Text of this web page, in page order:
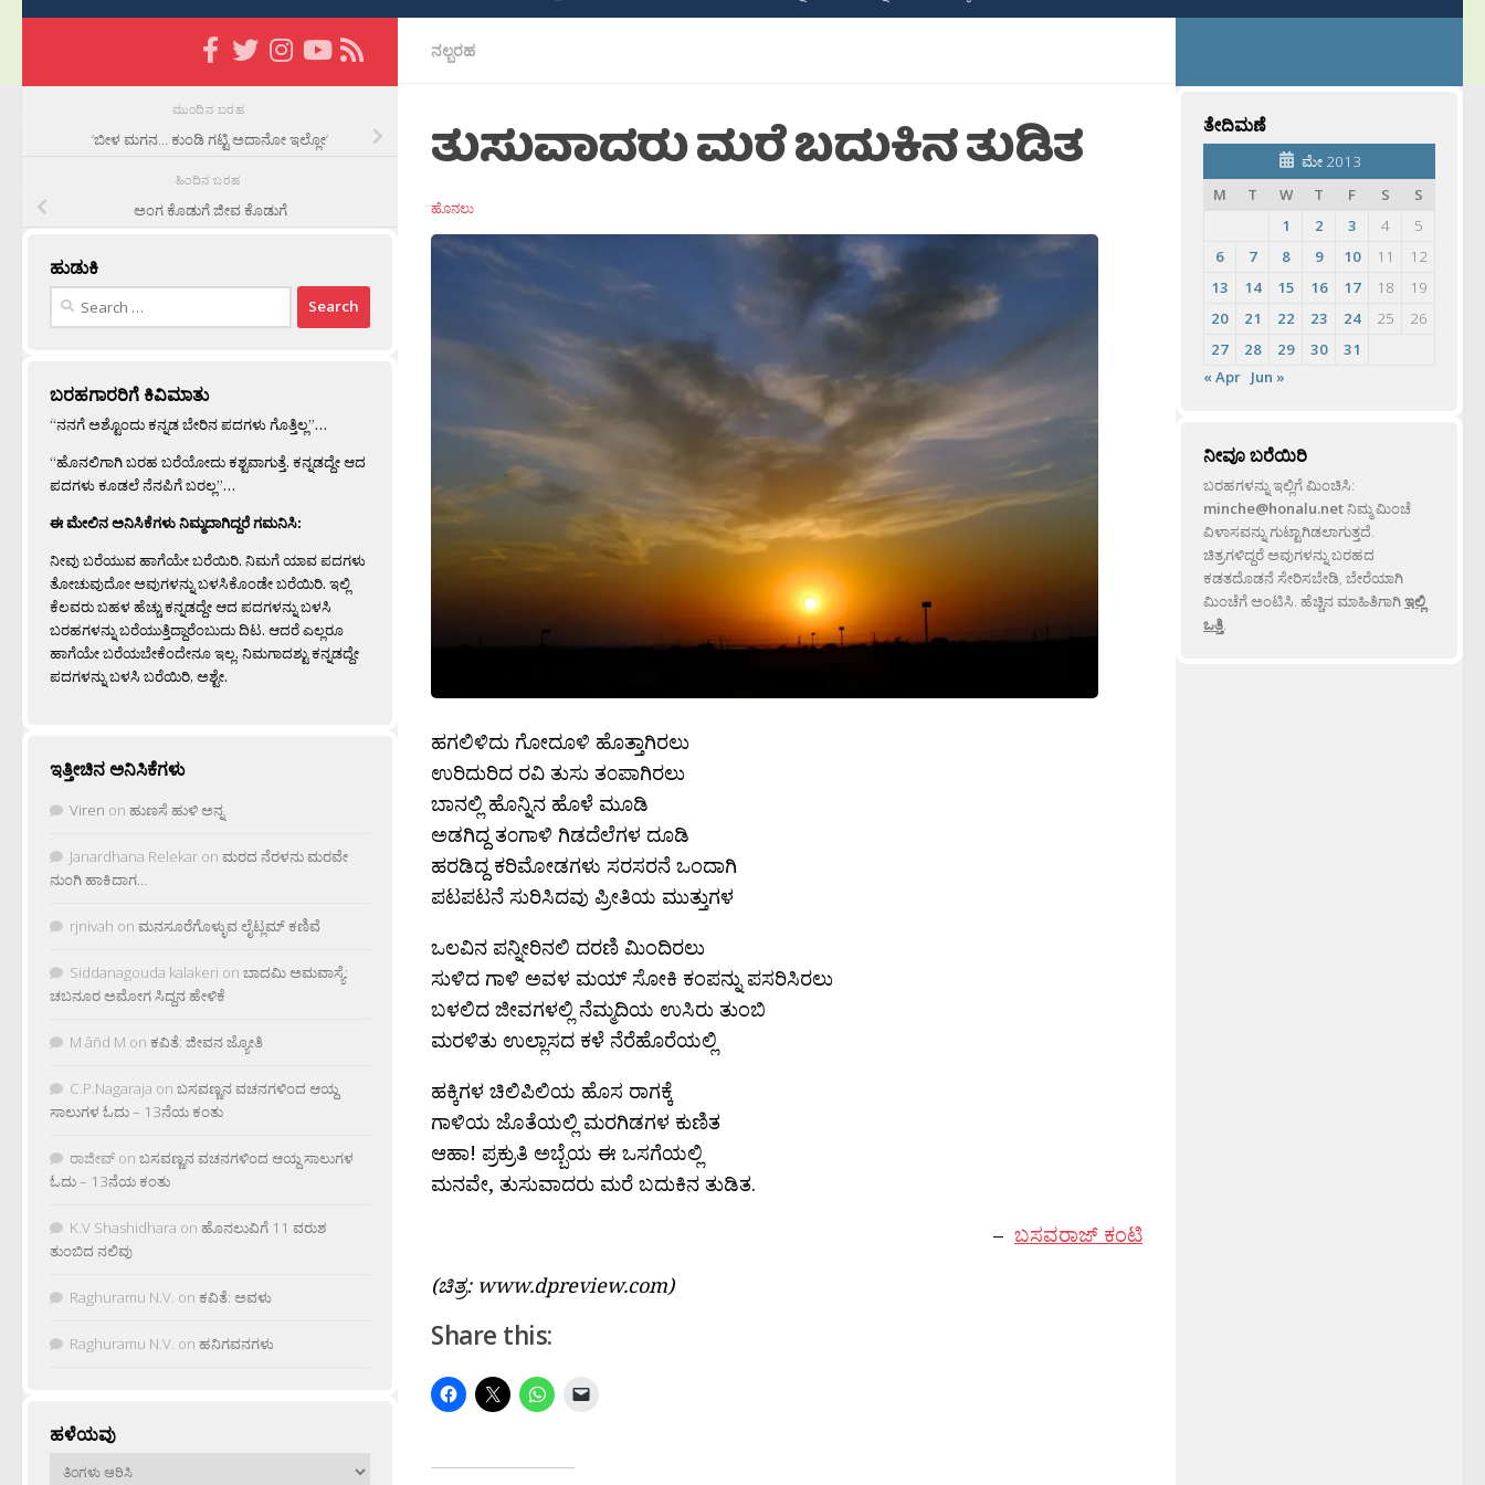
ನಲ್ಬರಹ
ತುಸುವಾದರು ಮರೆ ಬದುಕಿನ ತುಡಿತ
ಹೊನಲು
ಹಗಲಿಳಿದು ಗೋದೂಳಿ ಹೊತ್ತಾಗಿರಲು
ಉರಿದುರಿದ ರವಿ ತುಸು ತ೦ಪಾಗಿರಲು
ಬಾನಲ್ಲಿ ಹೊನ್ನಿನ ಹೊಳೆ ಮೂಡಿ
ಅಡಗಿದ್ದ ತ೦ಗಾಳಿ ಗಿಡದೆಲೆಗಳ ದೂಡಿ
ಹರಡಿದ್ದ ಕರಿಮೋಡಗಳು ಸರಸರನೆ ಒಂದಾಗಿ
ಪಟಪಟನೆ ಸುರಿಸಿದವು ಪ್ರೀತಿಯ ಮುತ್ತುಗಳ
ಒಲವಿನ ಪನ್ನೀರಿನಲಿ ದರಣಿ ಮಿಂದಿರಲು
ಸುಳಿದ ಗಾಳಿ ಅವಳ ಮಯ್ ಸೋಕಿ ಕಂಪನ್ನು ಪಸರಿಸಿರಲು
ಬಳಲಿದ ಜೀವಗಳಲ್ಲಿ ನೆಮ್ಮದಿಯ ಉಸಿರು ತುಂಬಿ
ಮರಳಿತು ಉಲ್ಲಾಸದ ಕಳೆ ನೆರೆಹೊರೆಯಲ್ಲಿ
ಹಕ್ಕಿಗಳ ಚಿಲಿಪಿಲಿಯ ಹೊಸ ರಾಗಕ್ಕೆ
ಗಾಳಿಯ ಜೊತೆಯಲ್ಲಿ ಮರಗಿಡಗಳ ಕುಣಿತ
ಆಹಾ! ಪ್ರಕ್ರುತಿ ಅಬ್ಬೆಯ ಈ ಒಸಗೆಯಲ್ಲಿ
ಮನವೇ, ತುಸುವಾದರು ಮರೆ ಬದುಕಿನ ತುಡಿತ.
– ಬಸವರಾಜ್ ಕಂಟಿ
(ಚಿತ್ರ: www.dpreview.com)
Share this:
ಮುಂದಿನ ಬರಹ
’ಬೀಳ ಮಗನ… ಕುಂಡಿ ಗಟ್ಟಿ ಅದಾನೋ ಇಲ್ಲೋ’
ಹಿಂದಿನ ಬರಹ
ಅಂಗ ಕೊಡುಗೆ ಜೀವ ಕೊಡುಗೆ
ಹುಡುಕಿ
Search
ಬರಹಗಾರರಿಗೆ ಕಿವಿಮಾತು
“ನನಗೆ ಅಶ್ಟೊಂದು ಕನ್ನಡ ಬೇರಿನ ಪದಗಳು ಗೊತ್ತಿಲ್ಲ”…
“ಹೊನಲಿಗಾಗಿ ಬರಹ ಬರೆಯೋದು ಕಶ್ಟವಾಗುತ್ತೆ. ಕನ್ನಡದ್ದೇ ಆದ
ಪದಗಳು ಕೂಡಲೆ ನೆನಪಿಗೆ ಬರಲ್ಲ”…
ಈ ಮೇಲಿನ ಅನಿಸಿಕೆಗಳು ನಿಮ್ಮದಾಗಿದ್ದರೆ ಗಮನಿಸಿ:
ನೀವು ಬರೆಯುವ ಹಾಗೆಯೇ ಬರೆಯಿರಿ. ನಿಮಗೆ ಯಾವ ಪದಗಳು
ತೋಚುವುದೋ ಅವುಗಳನ್ನು ಬಳಸಿಕೊಂಡೇ ಬರೆಯಿರಿ. ಇಲ್ಲಿ
ಕೆಲವರು ಬಹಳ ಹೆಚ್ಚು ಕನ್ನಡದ್ದೇ ಆದ ಪದಗಳನ್ನು ಬಳಸಿ
ಬರಹಗಳನ್ನು ಬರೆಯುತ್ತಿದ್ದಾರೆಂಬುದು ದಿಟ. ಆದರೆ ಎಲ್ಲರೂ
ಹಾಗೆಯೇ ಬರೆಯಬೇಕೆಂದೇನೂ ಇಲ್ಲ. ನಿಮಗಾದಶ್ಟು ಕನ್ನಡದ್ದೇ
ಪದಗಳನ್ನು ಬಳಸಿ ಬರೆಯಿರಿ, ಅಶ್ಟೇ.
ಇತ್ತೀಚಿನ ಅನಿಸಿಕೆಗಳು
Viren on ಹುಣಸೆ ಹುಳಿ ಅನ್ನ
Janardhana Relekar on ಮರದ ನೆರಳನು ಮರವೇ
ನುಂಗಿ ಹಾಕಿದಾಗ…
rjnivah on ಮನಸೂರೆಗೊಳ್ಳುವ ಲೈಟ್ಲಮ್ ಕಣಿವೆ
Siddanagouda kalakeri on ಬಾದಮಿ ಅಮವಾಸ್ಯೆ:
ಚಬನೂರ ಅಮೋಗ ಸಿದ್ದನ ಹೇಳಿಕೆ
M âñd M on ಕವಿತೆ: ಜೀವನ ಜ್ಯೋತಿ
C.P.Nagaraja on ಬಸವಣ್ಣನ ವಚನಗಳಿಂದ ಆಯ್ದ
ಸಾಲುಗಳ ಓದು – 13ನೆಯ ಕಂತು
ರಾಜೀವ್ on ಬಸವಣ್ಣನ ವಚನಗಳಿಂದ ಆಯ್ದ ಸಾಲುಗಳ
ಓದು – 13ನೆಯ ಕಂತು
K.V Shashidhara on ಹೊನಲುವಿಗೆ 11 ವರುಶ
ತುಂಬಿದ ನಲಿವು
Raghuramu N.V. on ಕವಿತೆ: ಅವಳು
Raghuramu N.V. on ಹನಿಗವನಗಳು
ಹಳೆಯವು
ಹಳೆಯವು
ತೇದಿಮಣೆ
ಮೇ 2013
M
T W T F S
S
1
2 3 4
5
6
7 8 9 10 11
12
13
14 15 16 17 18
19
20
21 22 23 24 25
26
27
28 29 30
31
« Apr Jun »
ನೀವೂ ಬರೆಯಿರಿ
ಬರಹಗಳನ್ನು ಇಲ್ಲಿಗೆ ಮಿಂಚಿಸಿ:
minche@honalu.netನಿಮ್ಮ ಮಿಂಚೆ
ವಿಳಾಸವನ್ನು ಗುಟ್ಟಾಗಿಡಲಾಗುತ್ತದೆ.
ಚಿತ್ರಗಳಿದ್ದರೆ ಅವುಗಳನ್ನು ಬರಹದ
ಕಡತದೊಡನೆ ಸೇರಿಸಬೇಡಿ, ಬೇರೆಯಾಗಿ
ಮಿಂಚೆಗೆ ಅಂಟಿಸಿ. ಹೆಚ್ಚಿನ ಮಾಹಿತಿಗಾಗಿಇಲ್ಲಿ
ಒತ್ತಿ.